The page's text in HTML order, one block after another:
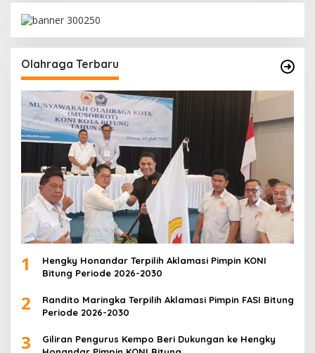
Olahraga Terbaru
1
Hengky Honandar Terpilih Aklamasi Pimpin KONI
Bitung Periode 2026-2030
2
Randito Maringka Terpilih Aklamasi Pimpin FASI Bitung
Periode 2026-2030
3
Giliran Pengurus Kempo Beri Dukungan ke Hengky